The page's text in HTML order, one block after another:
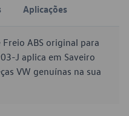
Aplicações
ABS original para
J aplica em Saveiro
VW genuínas na sua